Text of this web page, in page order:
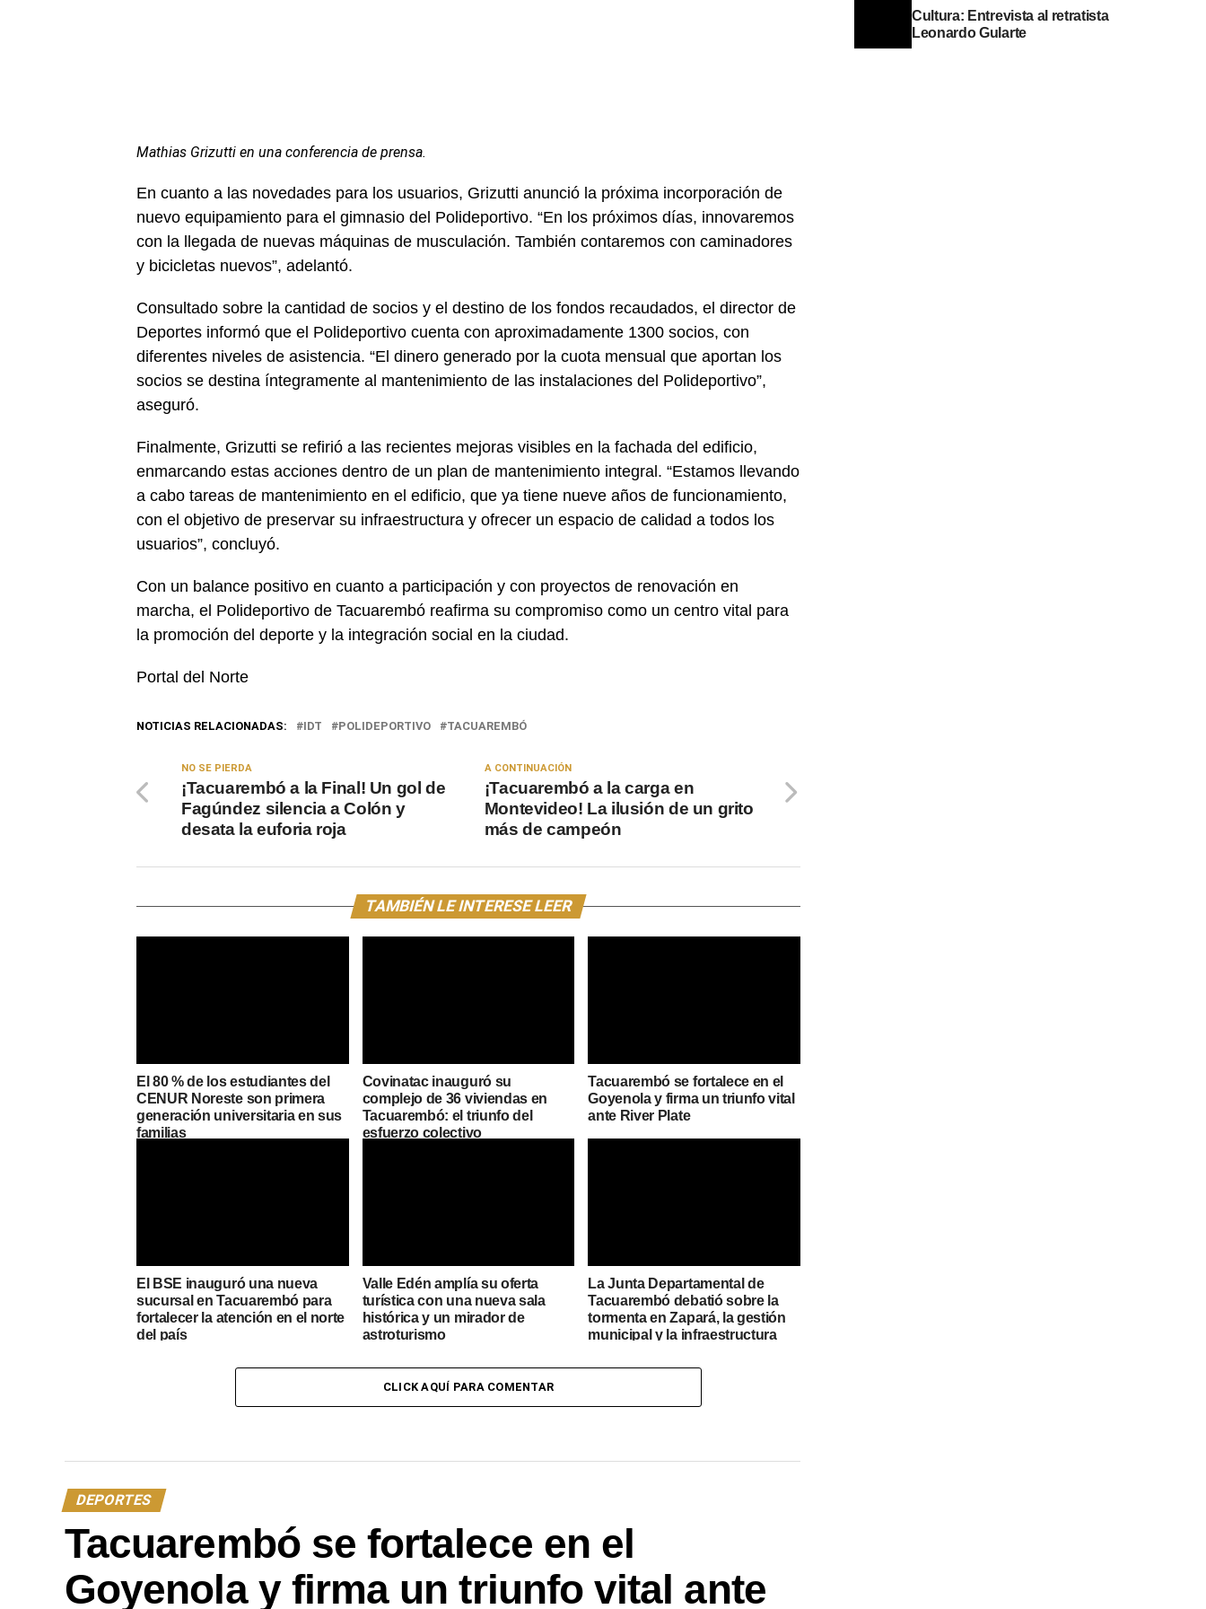
Mathias Grizutti en una conferencia de prensa.
En cuanto a las novedades para los usuarios, Grizutti anunció la próxima incorporación de
nuevo equipamiento para el gimnasio del Polideportivo. “En los próximos días, innovaremos
con la llegada de nuevas máquinas de musculación. También contaremos con caminadores
y bicicletas nuevos”, adelantó.
Consultado sobre la cantidad de socios y el destino de los fondos recaudados, el director de
Deportes informó que el Polideportivo cuenta con aproximadamente 1300 socios, con
diferentes niveles de asistencia. “El dinero generado por la cuota mensual que aportan los
socios se destina íntegramente al mantenimiento de las instalaciones del Polideportivo”,
aseguró.
Finalmente, Grizutti se refirió a las recientes mejoras visibles en la fachada del edificio,
enmarcando estas acciones dentro de un plan de mantenimiento integral. “Estamos llevando
a cabo tareas de mantenimiento en el edificio, que ya tiene nueve años de funcionamiento,
con el objetivo de preservar su infraestructura y ofrecer un espacio de calidad a todos los
usuarios”, concluyó.
Con un balance positivo en cuanto a participación y con proyectos de renovación en
marcha, el Polideportivo de Tacuarembó reafirma su compromiso como un centro vital para
la promoción del deporte y la integración social en la ciudad.
Portal del Norte
NOTICIAS RELACIONADAS: IDT POLIDEPORTIVO TACUAREMBÓ
A CONTINUACIÓN
¡Tacuarembó a la carga en
Montevideo! La ilusión de un grito
más de campeón
NO SE PIERDA
¡Tacuarembó a la Final! Un gol de
Fagúndez silencia a Colón y
desata la euforia roja
TAMBIÉN LE INTERESE LEER
El 80 % de los estudiantes del
CENUR Noreste son primera
generación universitaria en sus
familias
Covinatac inauguró su
complejo de 36 viviendas en
Tacuarembó: el triunfo del
esfuerzo colectivo
Tacuarembó se fortalece en el
Goyenola y firma un triunfo vital
ante River Plate
El BSE inauguró una nueva
sucursal en Tacuarembó para
fortalecer la atención en el norte
del país
Valle Edén amplía su oferta
turística con una nueva sala
histórica y un mirador de
astroturismo
La Junta Departamental de
Tacuarembó debatió sobre la
tormenta en Zapará, la gestión
municipal y la infraestructura
CLICK AQUÍ PARA COMENTAR
DEPORTES
Tacuarembó se fortalece en el
Goyenola y firma un triunfo vital ante
Cultura: Entrevista al retratista
Leonardo Gularte